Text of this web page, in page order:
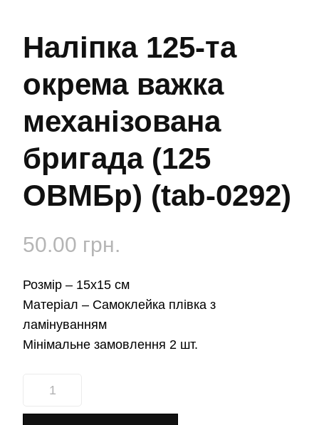
Наліпка 125-та
окрема важка
механізована
бригада (125
ОВМБр) (tab-0292)
50.00 грн.
Розмір – 15х15 см
Матеріал – Самоклейка плівка з
ламінуванням
Мінімальне замовлення 2 шт.
Наліпка